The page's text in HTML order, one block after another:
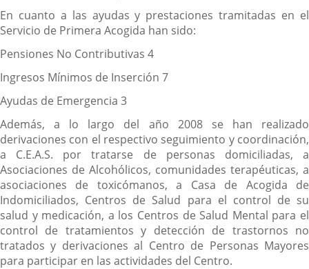
En cuanto a las ayudas y prestaciones tramitadas en el
Servicio de Primera Acogida han sido:
Pensiones No Contributivas 4
Ingresos Mínimos de Inserción 7
Ayudas de Emergencia 3
Además, a lo largo del año 2008 se han realizado
derivaciones con el respectivo seguimiento y coordinación,
a C.E.A.S. por tratarse de personas domiciliadas, a
Asociaciones de Alcohólicos, comunidades terapéuticas, a
asociaciones de toxicómanos, a Casa de Acogida de
Indomiciliados, Centros de Salud para el control de su
salud y medicación, a los Centros de Salud Mental para el
control de tratamientos y detección de trastornos no
tratados y derivaciones al Centro de Personas Mayores
para participar en las actividades del Centro.